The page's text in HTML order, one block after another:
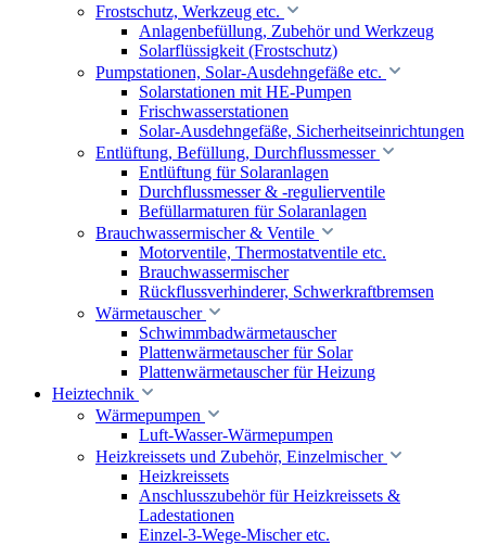
Frostschutz, Werkzeug etc.
Anlagenbefüllung, Zubehör und Werkzeug
Solarflüssigkeit (Frostschutz)
Pumpstationen, Solar-Ausdehngefäße etc.
Solarstationen mit HE-Pumpen
Frischwasserstationen
Solar-Ausdehngefäße, Sicherheitseinrichtungen
Entlüftung, Befüllung, Durchflussmesser
Entlüftung für Solaranlagen
Durchflussmesser & -regulierventile
Befüllarmaturen für Solaranlagen
Brauchwassermischer & Ventile
Motorventile, Thermostatventile etc.
Brauchwassermischer
Rückflussverhinderer, Schwerkraftbremsen
Wärmetauscher
Schwimmbadwärmetauscher
Plattenwärmetauscher für Solar
Plattenwärmetauscher für Heizung
Heiztechnik
Wärmepumpen
Luft-Wasser-Wärmepumpen
Heizkreissets und Zubehör, Einzelmischer
Heizkreissets
Anschlusszubehör für Heizkreissets &
Ladestationen
Einzel-3-Wege-Mischer etc.